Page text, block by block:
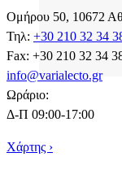
Ομήρου 50, 10672
Τηλ: +30 210 32 34
Fax: +30 210 32 34
info@varialecto.gr
Ωράριο:
Δ-Π 09:00-17:00
Χάρτης ›